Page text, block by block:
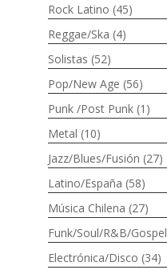
Rock Latino (45)
Reggae/Ska (4)
Solistas (52)
Pop/New Age (56)
Punk /Post Punk (1)
Metal (10)
Jazz/Blues/Fusión (27)
Latino/España (58)
Música Chilena (27)
Funk/Soul/R&B/Gospel
Electrónica/Disco (34)